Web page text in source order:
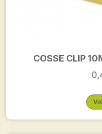
COSSE CLIP